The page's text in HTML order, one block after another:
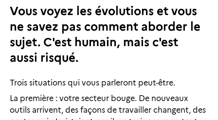
Vous voyez les évolutions et vous
ne savez pas comment aborder le
sujet. C'est humain, mais c'est
aussi risqué.
Trois situations qui vous parleront peut-être.
La première : votre secteur bouge. De nouveaux
outils arrivent, des façons de travailler changent, des